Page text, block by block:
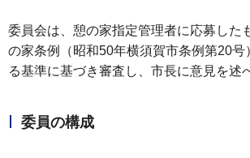
委員会は、憩の家指定管理者に応募した
の家条例（昭和50年横須賀市条例第20号
る基準に基づき審査し、市長に意見を述
委員の構成